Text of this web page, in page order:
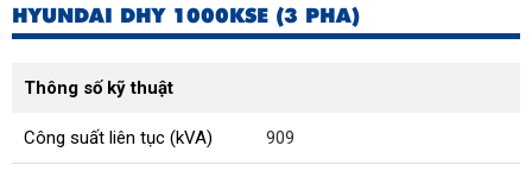
HYUNDAI DHY 1000KSE (3 PHA)
Thông số kỹ thuật
Công suất liên tục (kVA) 909